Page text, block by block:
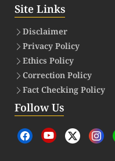
Site Links
Disclaimer
Privacy Policy
Ethics Policy
Correction Policy
Fact Checking Policy
Follow Us